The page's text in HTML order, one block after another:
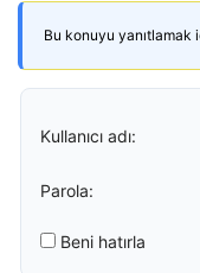
Bu konuyu yanıtlamak
Kullanıcı adı:
Parola:
Beni hatırla